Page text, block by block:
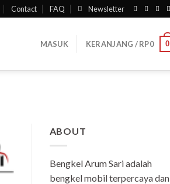
Contact FAQ Newsletter
MASUK KERANJANG /RP0 0
ABOUT
Bengkel Arum Sari adalah
bengkel mobil terpercaya dan